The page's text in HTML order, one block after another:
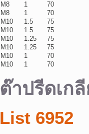
M8
1
70
M8
1
70
M10
1.5
75
M10
1.5
75
M10
1.25
75
M10
1.25
75
M10
1
70
M10
1 70
ต๊าปรีดเก
List 6952